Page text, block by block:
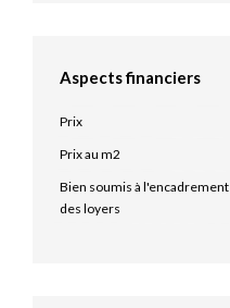
Aspects financiers
Prix
Prix au m2
Bien soumis à l'encadrement
des loyers